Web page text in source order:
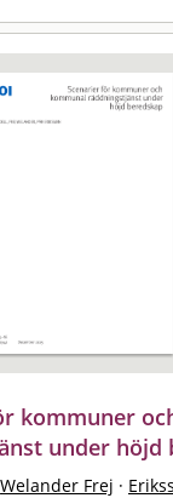
kommuner
under höjd
Welander Frej ·